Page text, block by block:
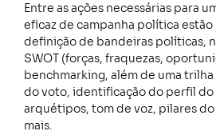
Entre as ações necessárias para
eficaz de campanha política
definição de bandeiras políticas,
SWOT (forças, fraquezas,
benchmarking, além de uma
do voto, identificação do perfil
arquétipos, tom de voz, pilares
mais.